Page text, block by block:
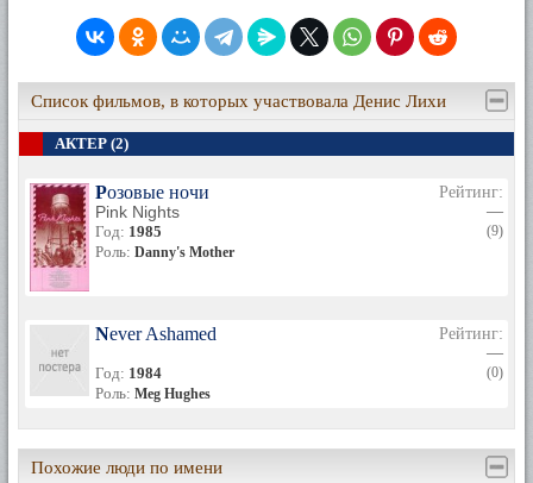
Список фильмов, в которых участвовала Денис Лихи
АКТЕР (2)
Розовые ночи
Pink Nights
Год: 1985
Роль: Danny's Mother
Рейтинг:
—
(9)
Never Ashamed
Год: 1984
Роль: Meg Hughes
Рейтинг:
—
(0)
Похожие люди по имени